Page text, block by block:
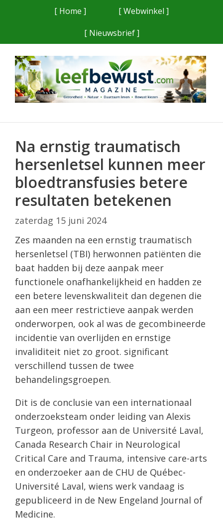
[ Home ]
[ Webwinkel ]
[ Nieuwsbrief ]
Na ernstig traumatisch
hersenletsel kunnen meer
bloedtransfusies betere
resultaten betekenen
zaterdag 15 juni 2024
Zes maanden na een ernstig traumatisch
hersenletsel (TBI) herwonnen patiënten die
baat hadden bij deze aanpak meer
functionele onafhankelijkheid en hadden ze
een betere levenskwaliteit dan degenen die
aan een meer restrictieve aanpak werden
onderworpen, ook al was de gecombineerde
incidentie van overlijden en ernstige
invaliditeit niet zo groot. significant
verschillend tussen de twee
behandelingsgroepen.
Dit is de conclusie van een internationaal
onderzoeksteam onder leiding van Alexis
Turgeon, professor aan de Université Laval,
Canada Research Chair in Neurological
Critical Care and Trauma, intensive care-arts
en onderzoeker aan de CHU de Québec-
Université Laval, wiens werk vandaag is
gepubliceerd in de New Engeland Journal of
Medicine.